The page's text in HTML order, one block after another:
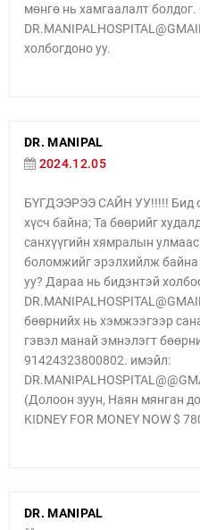
мөнгө нь хамгаалалт
холбогдоно уу.
DR. MANIPAL
2024.12.05
БҮГДЭЭРЭЭ САЙН УУ!!!!! Бид
хүсч байна; Та бөөрийг
санхүүгийн хямралын
боломжийг эрэлхийлж байна
уу? Дараа нь бидэнтэй
бөөрнийх нь хэмжээгээр
гэвэл манай эмнэлэгт
91424323800802. имэйл:
(Долоон зуун, Наян мянган
KIDNEY FOR MONEY NOW $
DR. MANIPAL